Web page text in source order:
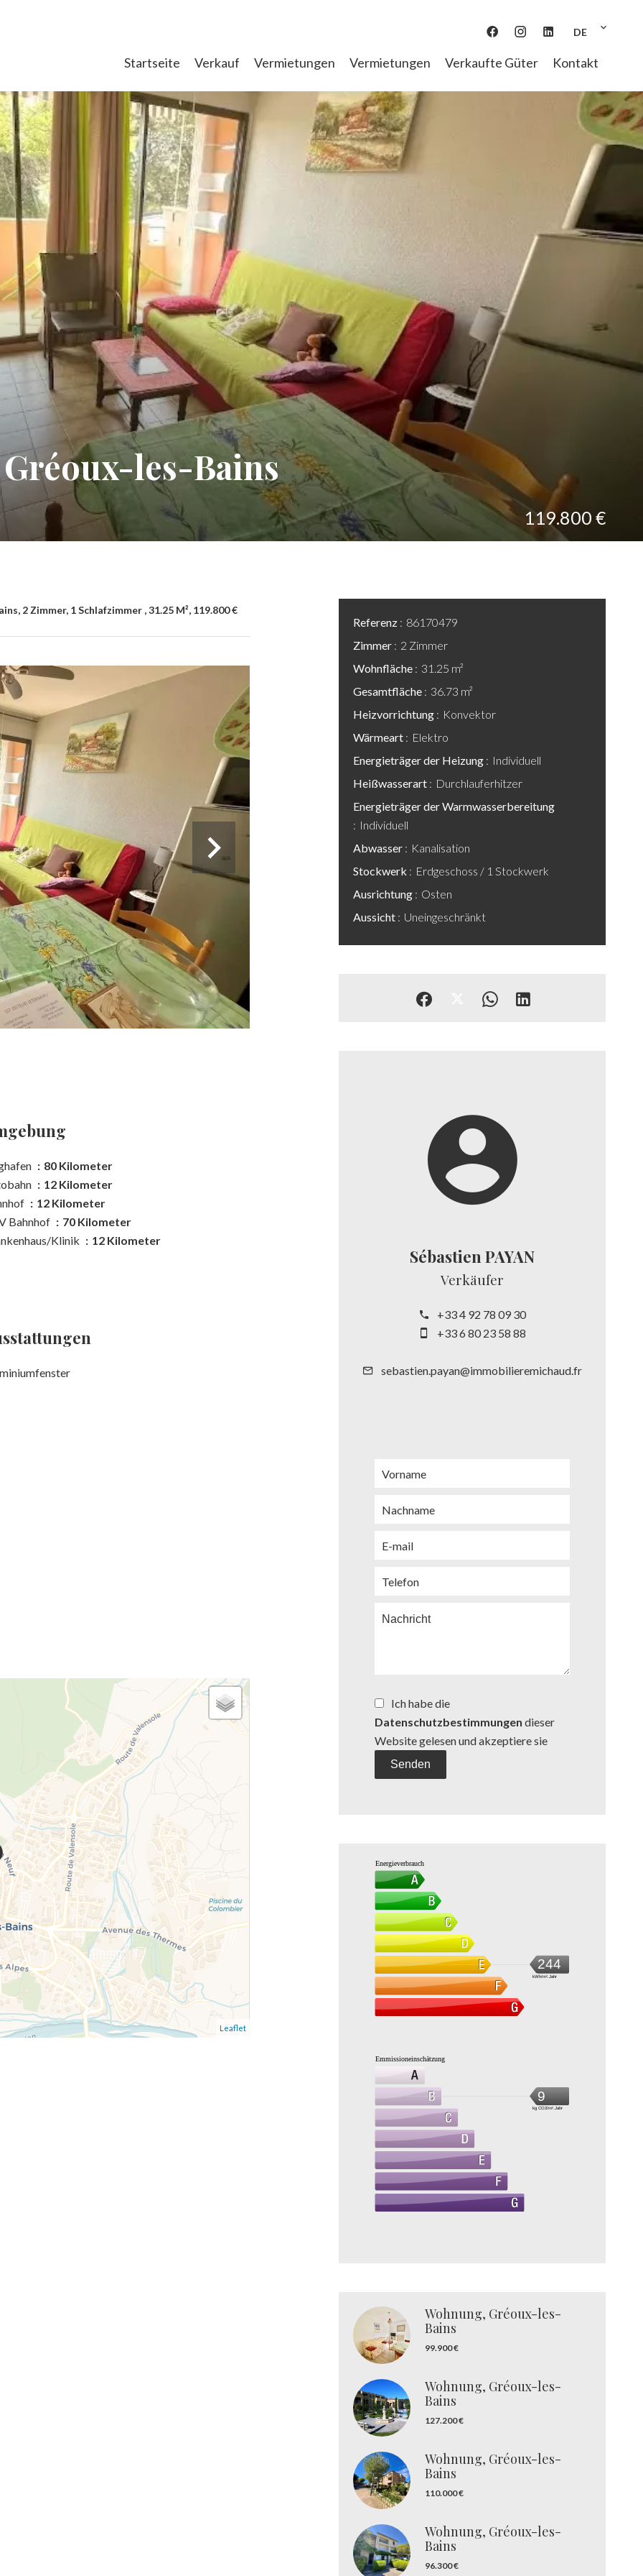
DE
Startseite Verkauf Vermietungen Vermietungen Verkaufte Güter Kontakt
les-Bains
119.800 €
2 Zimmer, 1 Schlafzimmer , 31.25 M², 119.800 €
80 Kilometer
12 Kilometer
12 Kilometer
Bahnhof
70 Kilometer
Klinik
12 Kilometer
Leaflet
Referenz
86170479
Zimmer
2 Zimmer
Wohnfläche
31.25 m²
Gesamtfläche
36.73 m²
Heizvorrichtung
Konvektor
Wärmeart
Elektro
Energieträger der Heizung
Individuell
Heißwasserart
Durchlauferhitzer
Energieträger der Warmwasserbereitung
Individuell
Abwasser
Kanalisation
Stockwerk
Erdgeschoss / 1 Stockwerk
Ausrichtung
Osten
Aussicht
Uneingeschränkt
Sébastien PAYAN
Verkäufer
+33 4 92 78 09 30
+33 6 80 23 58 88
sebastien.payan@immobilieremichaud.fr
Ich habe die
Datenschutzbestimmungen dieser
Website gelesen und akzeptiere sie
Senden
Energieverbrauch
244
kWh/m².Jahr
Emmissioneinschätzung
9
kg CO2/m².Jahr
Wohnung, Gréoux-les-
Bains
99.900 €
Wohnung, Gréoux-les-
Bains
127.200 €
Wohnung, Gréoux-les-
Bains
110.000 €
Wohnung, Gréoux-les-
Bains
96.300 €